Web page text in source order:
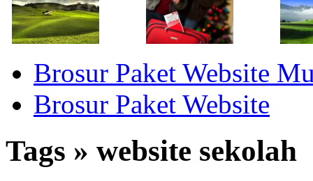
Brosur Paket Website
Brosur Paket Website
Tags » website sekolah